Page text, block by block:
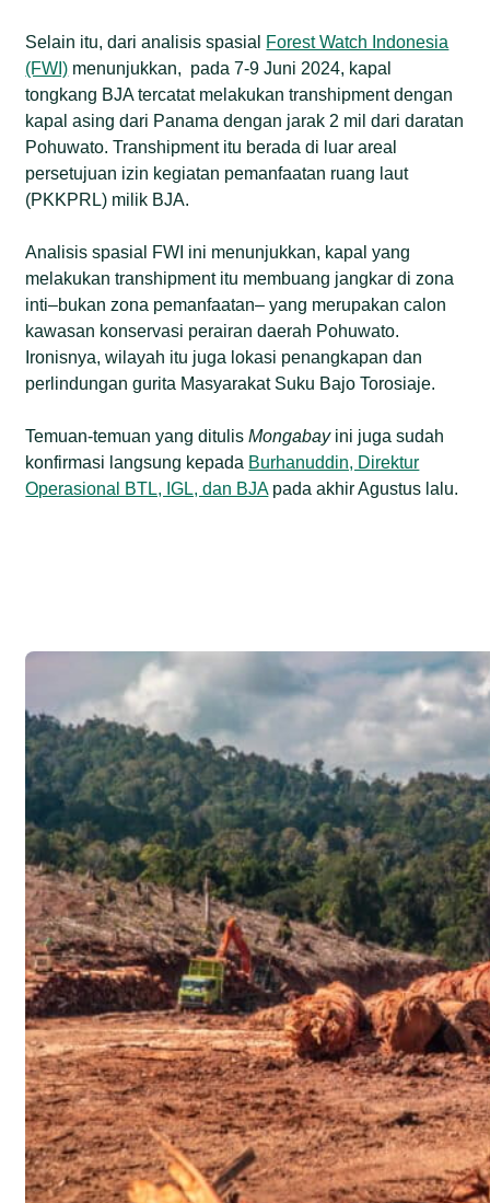
Selain itu, dari analisis spasial Forest Watch Indonesia
(FWI) menunjukkan, pada 7-9 Juni 2024, kapal
tongkang BJA tercatat melakukan transhipment dengan
kapal asing dari Panama dengan jarak 2 mil dari daratan
Pohuwato. Transhipment itu berada di luar areal
persetujuan izin kegiatan pemanfaatan ruang laut
(PKKPRL) milik BJA.
Analisis spasial FWI ini menunjukkan, kapal yang
melakukan transhipment itu membuang jangkar di zona
inti–bukan zona pemanfaatan– yang merupakan calon
kawasan konservasi perairan daerah Pohuwato.
Ironisnya, wilayah itu juga lokasi penangkapan dan
perlindungan gurita Masyarakat Suku Bajo Torosiaje.
Temuan-temuan yang ditulisMongabayini juga sudah
konfirmasi langsung kepada Burhanuddin, Direktur
Operasional BTL, IGL, dan BJApada akhir Agustus lalu.